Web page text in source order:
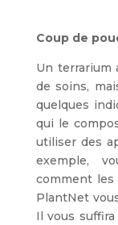
Coup de
Un terrarium
de soins,
quelques
qui le
utiliser des
exemple,
comment les
PlantNet
Il vous